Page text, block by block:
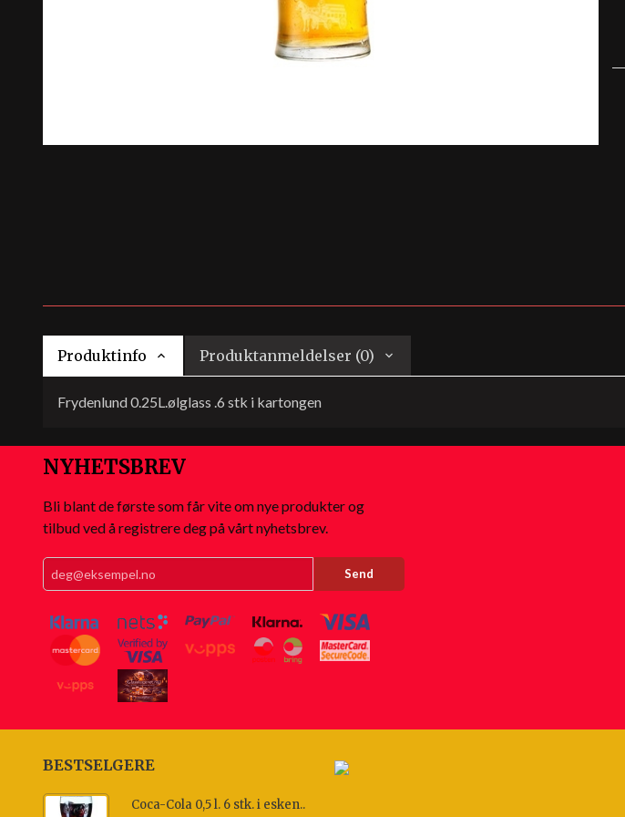
Produktinfo Produktanmeldelser (0)
Frydenlund 0.25L.ølglass .6 stk i kartongen
NYHETSBREV
Bli blant de første som får vite om nye produkter og
tilbud ved å registrere deg på vårt nyhetsbrev.
BESTSELGERE
Coca-Cola 0,5 l. 6 stk. i esken..